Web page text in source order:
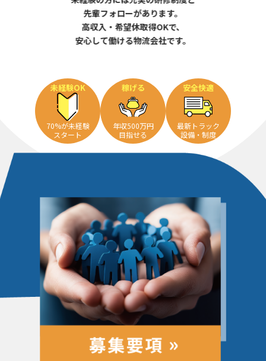
先輩フォローがあります。
高収入・希望休取得OKで、
安心して働ける物流会社です。
未経験OK
70%が未経験
スタート
稼げる
年収500万円
目指せる
安全快適
最新トラック
設備・制度